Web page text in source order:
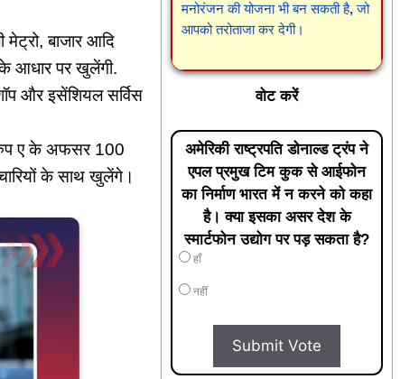
बाजार आदि
आधार पर खुलेंगी.
और इसेंशियल सर्विस
ग्रुप ए के अफसर 100
के साथ खुलेंगे।
मनोरंजन की योजना भी बन सकती है, जो
आपको तरोताजा कर देगी।
वोट करें
अमेरिकी राष्ट्रपति डोनाल्ड ट्रंप ने
एपल प्रमुख टिम कुक से आईफोन
का निर्माण भारत में न करने को कहा
है। क्या इसका असर देश के
स्मार्टफोन उद्योग पर पड़ सकता है?
हाँ
नहीं
Submit Vote